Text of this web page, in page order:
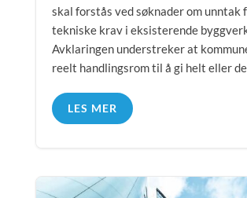
skal forstås ved søknader om unntak
tekniske krav i eksisterende
Avklaringen understreker at
reelt handlingsrom til å gi helt eller
LES MER